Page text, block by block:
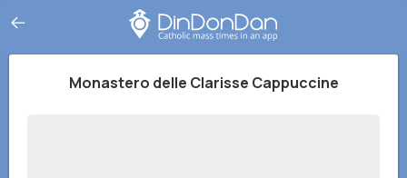
Monastero delle Clarisse Cappuccine